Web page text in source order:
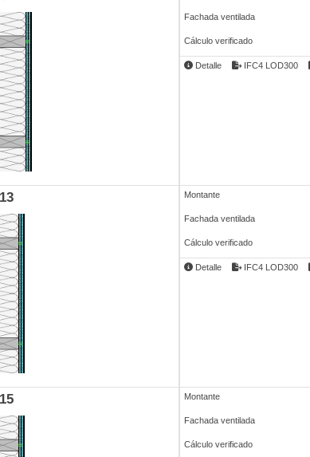
Fachada ventilada
Cálculo verificado
Detalle IFC4 LOD300
Montante
Fachada ventilada
Cálculo verificado
Detalle IFC4 LOD300
Montante
Fachada ventilada
Cálculo verificado